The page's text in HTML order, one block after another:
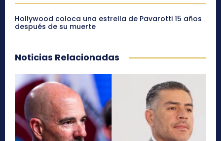
Hollywood coloca una estrella de Pavarotti 15 años
después de su muerte
Noticias Relacionadas